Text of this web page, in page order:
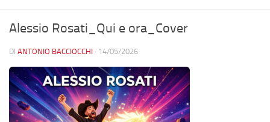
Alessio Rosati_Qui e ora_Cover
DI ANTONIO BACCIOCCHI · 14/05/2026